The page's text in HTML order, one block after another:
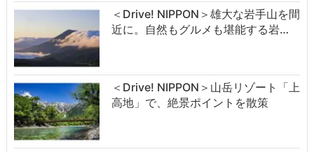
＜Drive! NIPPON＞雄大な岩手山を間
近に。自然もグルメも堪能する岩…
＜Drive! NIPPON＞山岳リゾート「上
高地」で、絶景ポイントを散策